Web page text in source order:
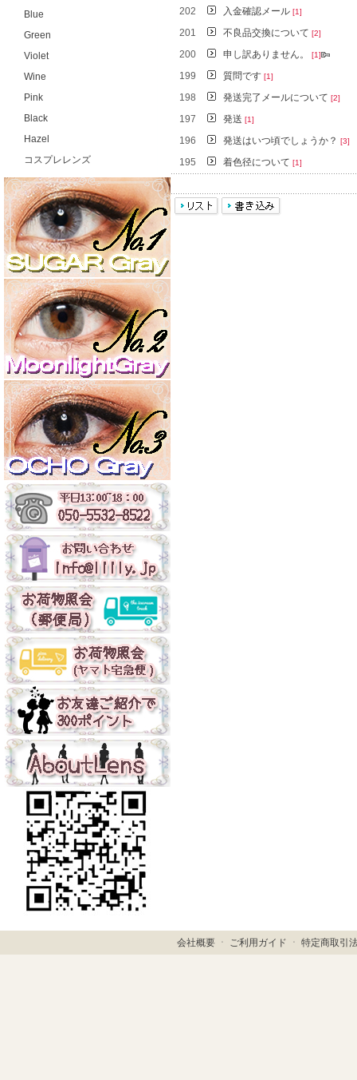
Blue
Green
Violet
Wine
Pink
Black
Hazel
コスプレレンズ
202 入金確認メール [1]
201 不良品交換について [2]
200 申し訳ありません。 [1]
199 質問です [1]
198 発送完了メールについて [2]
197 発送 [1]
196 発送はいつ頃でしょうか？ [3]
195 着色径について [1]
会社概要ㆍ ご利用ガイド ㆍ 特定商取引